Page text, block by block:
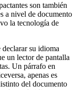
son también
a nivel de documento
la tecnología de
su idioma
un lector de pantalla
Un párrafo en
apenas es
del documento